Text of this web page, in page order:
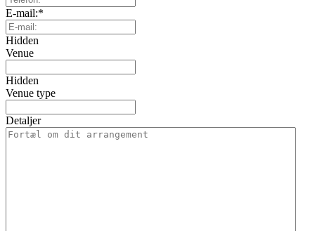
E-mail:*
Hidden
Venue
Hidden
Venue type
Detaljer